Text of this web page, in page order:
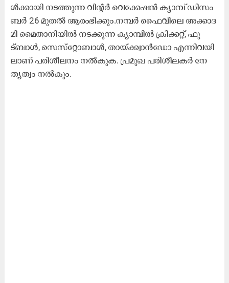
ൾ​ക്കാ​യി ന​ട​ത്തു​ന്ന വി​ന്റ​ർ വെ​ക്കേ​ഷ​ൻ ക്യാ​മ്പ്‌ ഡി​സം​
ബ​ർ 26 മു​ത​ൽ ആ​രം​ഭി​ക്കും.ന​മ്പ​ർ ഫൈ​വി​ലെ അ​ക്കാ​ദ​
മി മൈ​താ​നി​യി​ൽ ന​ട​ക്കു​ന്ന ക്യാ​മ്പി​ൽ ക്രി​ക്ക​റ്റ്, ഫു​
ട്ബാ​ൾ, സെ​സ്‌​റ്റോ​ബാ​ൾ, താ​യ്‌​ക്ക്വാ​ൻഡോ എ​ന്നി​വ​യി​
ലാ​ണ് പ​രി​ശീ​ല​നം ന​ൽ​കു​ക. പ്ര​മു​ഖ പ​രി​ശീ​ല​ക​ർ നേ​
ത്യ​ത്വം ന​ൽ​കും.